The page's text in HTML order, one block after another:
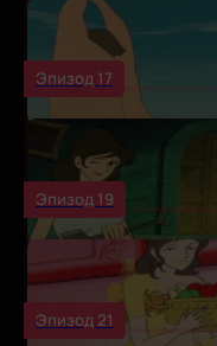
Эпизод 17
Эпизод 19
Эпизод 21